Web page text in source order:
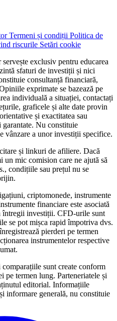
Termeni și condiții Politica de
riscurile Setări cookie
exclusiv pentru educarea
sfaturi de investiții și nici
consultanță financiară,
exprimate se bazează pe
individuală a situației, contactați
graficele și alte date provin
și exactitatea sau
Nu constituie
vânzare a unor investiții specifice.
și linkuri de afiliere. Dacă
mic comision care ne ajută să
condițiile sau prețul nu se
criptomonede, instrumente
financiare este asociată
întregii investiții. CFD-urile sunt
se pot mișca rapid împotriva dvs.
pierderi pe termen
instrumentelor respective
sunt create conform
pe termen lung. Parteneriatele și
editorial. Informațiile
informare generală, nu constituie